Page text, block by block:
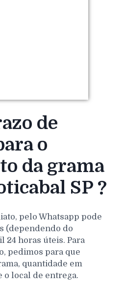
de
o
da grama
SP ?
pelo Whatsapp pode
(dependendo do
24 horas úteis. Para
pedimos para que
quantidade em
o local de entrega.